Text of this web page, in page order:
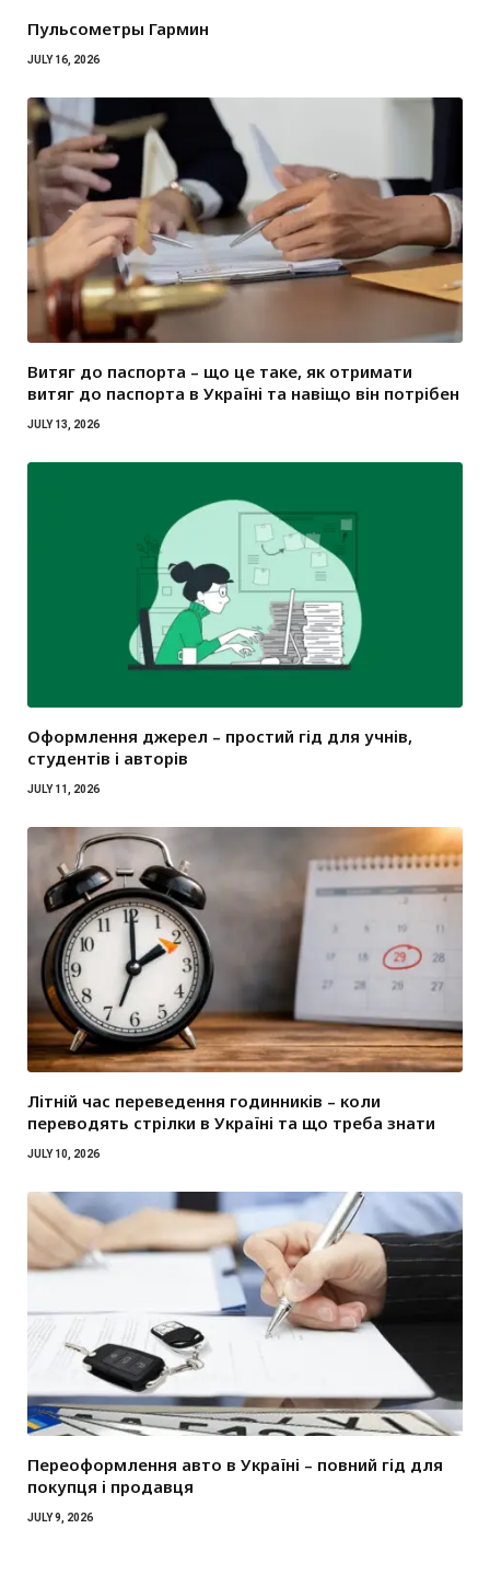
Пульсометры Гармин
JULY 16, 2026
Витяг до паспорта – що це таке, як отримати
витяг до паспорта в Україні та навіщо він потрібен
JULY 13, 2026
Оформлення джерел – простий гід для учнів,
студентів і авторів
JULY 11, 2026
Літній час переведення годинників – коли
переводять стрілки в Україні та що треба знати
JULY 10, 2026
Переоформлення авто в Україні – повний гід для
покупця і продавця
JULY 9, 2026